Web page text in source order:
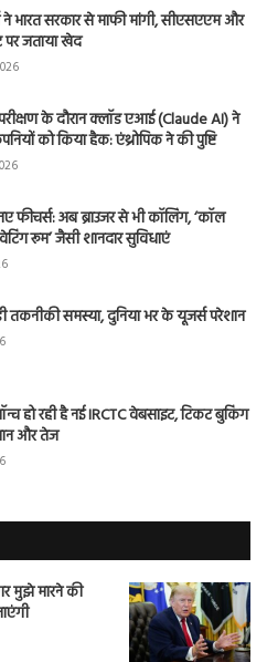
ने भारत सरकार से माफी मांगी, सीएसएएम और
जताया खेद
परीक्षण के दौरान क्लॉड एआई (Claude AI) ने
को किया हैक: एंथ्रोपिक ने की पुष्टि
फीचर्स: अब ब्राउजर से भी कॉलिंग, ‘कॉल
रूम’ जैसी शानदार सुविधाएं
समस्या, दुनिया भर के यूजर्स परेशान
हो रही है नई IRCTC वेबसाइट, टिकट बुकिंग
और तेज
मुझे मारने की